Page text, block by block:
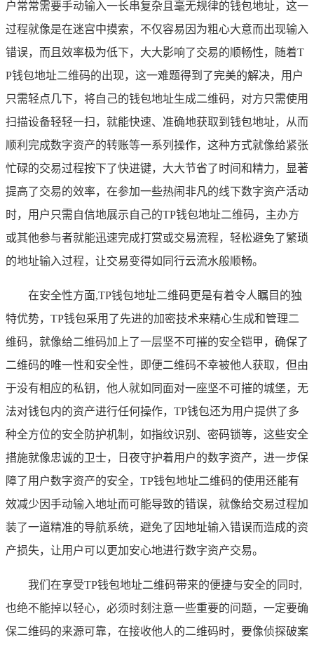
户常常需要手动输入一长串复杂且毫无规律的钱包地址，这一
过程就像是在迷宫中摸索，不仅容易因为粗心大意而出现输入
错误，而且效率极为低下，大大影响了交易的顺畅性，随着T
P钱包地址二维码的出现，这一难题得到了完美的解决，用户
只需轻点几下，将自己的钱包地址生成二维码，对方只需使用
扫描设备轻轻一扫，就能快速、准确地获取到钱包地址，从而
顺利完成数字资产的转账等一系列操作，这种方式就像给紧张
忙碌的交易过程按下了快进键，大大节省了时间和精力，显著
提高了交易的效率，在参加一些热闹非凡的线下数字资产活动
时，用户只需自信地展示自己的TP钱包地址二维码，主办方
或其他参与者就能迅速完成打赏或交易流程，轻松避免了繁琐
的地址输入过程，让交易变得如同行云流水般顺畅。
在安全性方面,TP钱包地址二维码更是有着令人瞩目的独
特优势，TP钱包采用了先进的加密技术来精心生成和管理二
维码，就像给二维码加上了一层坚不可摧的安全铠甲，确保了
二维码的唯一性和安全性，即便二维码不幸被他人获取，但由
于没有相应的私钥，他人就如同面对一座坚不可摧的城堡，无
法对钱包内的资产进行任何操作，TP钱包还为用户提供了多
种全方位的安全防护机制，如指纹识别、密码锁等，这些安全
措施就像忠诚的卫士，日夜守护着用户的数字资产，进一步保
障了用户数字资产的安全，TP钱包地址二维码的使用还能有
效减少因手动输入地址而可能导致的错误，就像给交易过程加
装了一道精准的导航系统，避免了因地址输入错误而造成的资
产损失，让用户可以更加安心地进行数字资产交易。
我们在享受TP钱包地址二维码带来的便捷与安全的同时,
也绝不能掉以轻心，必须时刻注意一些重要的问题，一定要确
保二维码的来源可靠，在接收他人的二维码时，要像侦探破案